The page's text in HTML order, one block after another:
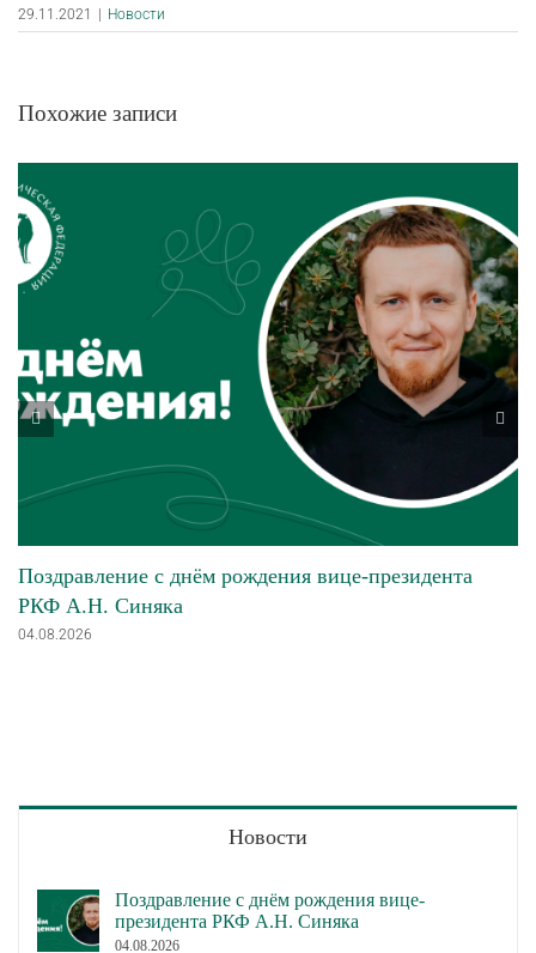
29.11.2021 Новости
Похожие записи
Поздравление с днём рождения вице-президента
РКФ А.Н. Синяка
04.08.2026
Новости
Поздравление с днём рождения вице-
президента РКФ А.Н. Синяка
04.08.2026